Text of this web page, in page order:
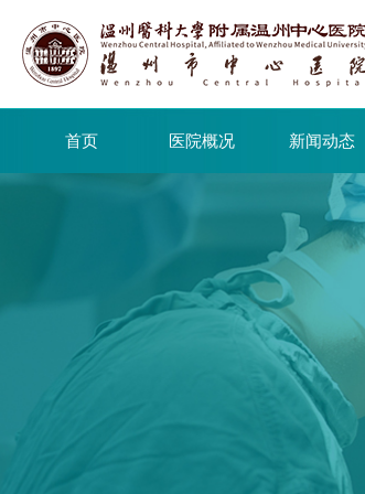
首页 医院概况 新闻动态